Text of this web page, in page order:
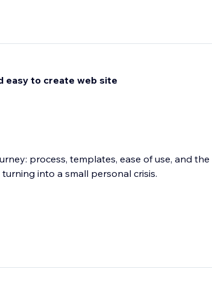
easy to create web site
process, templates, ease of use, and the
into a small personal crisis.